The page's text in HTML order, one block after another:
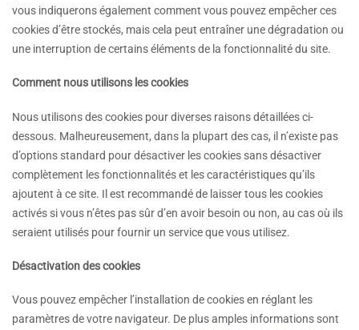
vous indiquerons également comment vous pouvez empêcher ces
cookies d’être stockés, mais cela peut entraîner une dégradation ou
une interruption de certains éléments de la fonctionnalité du site.
Comment nous utilisons les cookies
Nous utilisons des cookies pour diverses raisons détaillées ci-
dessous. Malheureusement, dans la plupart des cas, il n’existe pas
d’options standard pour désactiver les cookies sans désactiver
complètement les fonctionnalités et les caractéristiques qu’ils
ajoutent à ce site. Il est recommandé de laisser tous les cookies
activés si vous n’êtes pas sûr d’en avoir besoin ou non, au cas où ils
seraient utilisés pour fournir un service que vous utilisez.
Désactivation des cookies
Vous pouvez empêcher l’installation de cookies en réglant les
paramètres de votre navigateur. De plus amples informations sont